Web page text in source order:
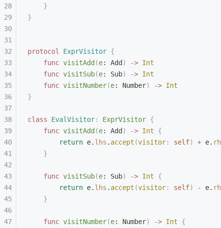
    }
}
protocol ExprVisitor {
    func
visitAdd (e: Add ) -> Int
    func
visitSub(e: Sub) -> Int
    func
visitNumber(e: Number) -> Int
}
class EvalVisitor: ExprVisitor {
    func
visitAdd (e: Add ) -> Int {
        return
e. lhs . accept (visitor: self) + e.
    }
    func
visitSub(e: Sub) -> Int {
        return
e. lhs . accept (visitor: self) - e.
    }
    func
visitNumber(e: Number) -> Int {